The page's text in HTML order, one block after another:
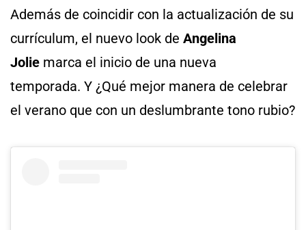
Además de coincidir con la actualización de su
currículum, el nuevo look de Angelina
Jolie marca el inicio de una nueva
temporada. Y ¿Qué mejor manera de celebrar
el verano que con un deslumbrante tono rubio?